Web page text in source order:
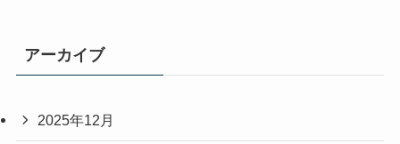
アーカイブ
2025年12月